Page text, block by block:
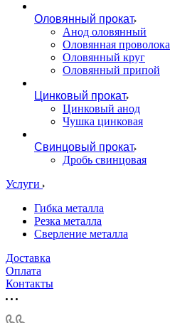
Оловянный прокат
Анод оловянный
Оловянная проволока
Оловянный круг
Оловянный припой
Цинковый прокат
Цинковый анод
Чушка цинковая
Свинцовый прокат
Дробь свинцовая
Услуги
Гибка металла
Резка металла
Сверление металла
Доставка
Оплата
Контакты